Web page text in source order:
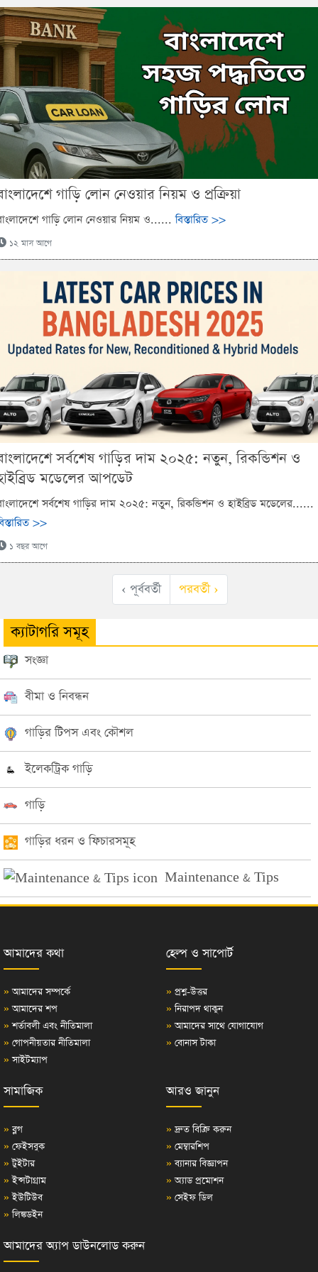
গাড়ি লোন নেওয়ার নিয়ম ও প্রক্রিয়া
গাড়ি লোন নেওয়ার নিয়ম ও......বিস্তারিত >>
১২ মাস আগে
সর্বশেষ গাড়ির দাম ২০২৫: নতুন, রিকন্ডিশন ও
মডেলের আপডেট
সর্বশেষ গাড়ির দাম ২০২৫: নতুন, রিকন্ডিশন ও হাইব্রিড মডেলের......
>>
১ বছর আগে
‹ পূর্ববর্তী পরবর্তী ›
ক্যাটাগরি সমূহ
সংজ্ঞা
বীমা ও নিবন্ধন
গাড়ির টিপস এবং কৌশল
ইলেকট্রিক গাড়ি
গাড়ি
গাড়ির ধরন ও ফিচারসমূহ
Maintenance & Tips
আমাদের কথা
» আমাদের সম্পর্কে
» আমাদের শপ
» শর্তাবলী এবং নীতিমালা
» গোপনীয়তার নীতিমালা
» সাইটম্যাপ
হেল্প ও সাপোর্ট
» প্রশ্ন-উত্তর
» নিরাপদ থাকুন
» আমাদের সাথে যোগাযোগ
» বোনাস টাকা
সামাজিক
» ব্লগ
» ফেইসবুক
» টুইটার
» ইন্সটাগ্রাম
» ইউটিউব
» লিঙ্কডইন
আরও জানুন
» দ্রুত বিক্রি করুন
» মেম্বারশিপ
» ব্যানার বিজ্ঞাপন
» অ্যাড প্রমোশন
» সেইফ ডিল
আমাদের অ্যাপ ডাউনলোড করুন